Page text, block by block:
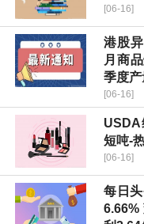
[06-16]
港股
月商
季度
[06-16]
USDA
短吨-
[06-16]
每日